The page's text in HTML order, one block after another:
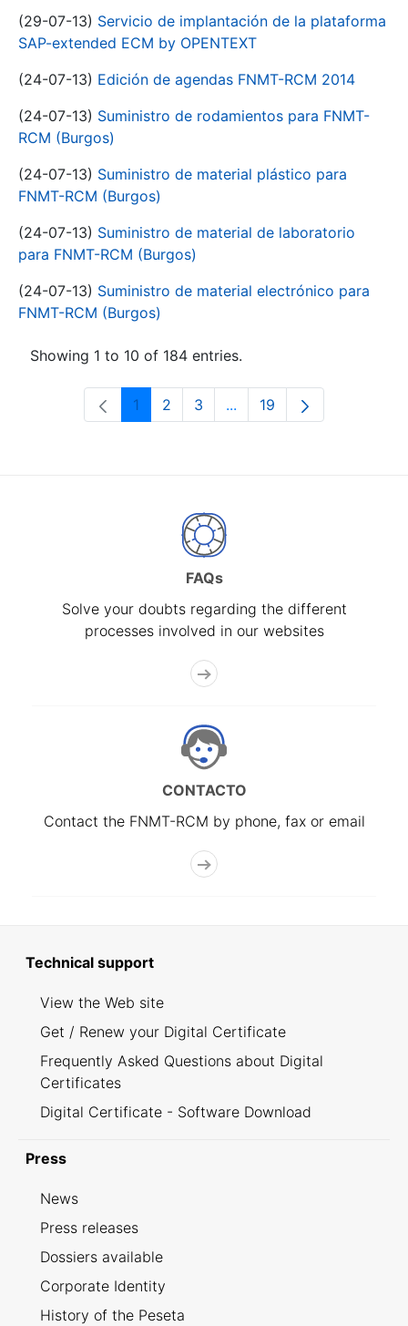
(29-07-13) Servicio de implantación de la plataforma
SAP-extended ECM by OPENTEXT
(24-07-13) Edición de agendas FNMT-RCM 2014
(24-07-13) Suministro de rodamientos para FNMT-
RCM (Burgos)
(24-07-13) Suministro de material plástico para
FNMT-RCM (Burgos)
(24-07-13) Suministro de material de laboratorio
para FNMT-RCM (Burgos)
(24-07-13) Suministro de material electrónico para
FNMT-RCM (Burgos)
Showing 1 to 10 of 184 entries.
Page
1 Page
2 Page
3 ...Intermediate Pages Use
Page
19
FAQs
Solve your doubts regarding the different
processes involved in our websites
CONTACTO
Contact the FNMT-RCM by phone, fax or email
Technical support
View the Web site
Get / Renew your Digital Certificate
Frequently Asked Questions about Digital
Certificates
Digital Certificate - Software Download
Press
News
Press releases
Dossiers available
Corporate Identity
History of the Peseta